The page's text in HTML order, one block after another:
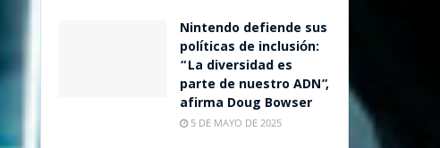
Nintendo defiende sus
políticas de inclusión:
“La diversidad es
parte de nuestro ADN”,
afirma Doug Bowser
5 DE MAYO DE 2025